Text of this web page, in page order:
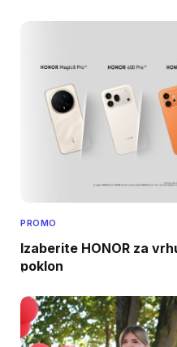
PROMO
Izaberite HONOR za
poklon